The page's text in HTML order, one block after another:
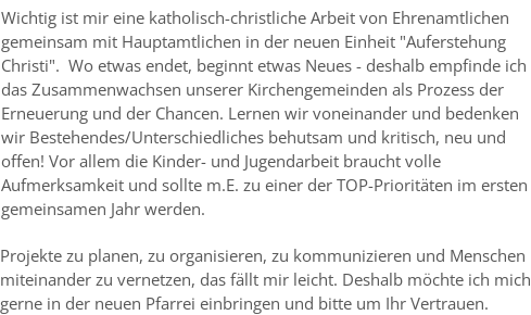
Wichtig ist mir eine katholisch-christliche Arbeit von Ehrenamtlichen
gemeinsam mit Hauptamtlichen in der neuen Einheit "Auferstehung
Christi". Wo etwas endet, beginnt etwas Neues - deshalb empfinde ich
das Zusammenwachsen unserer Kirchengemeinden als Prozess der
Erneuerung und der Chancen. Lernen wir voneinander und bedenken
wir Bestehendes/Unterschiedliches behutsam und kritisch, neu und
offen! Vor allem die Kinder- und Jugendarbeit braucht volle
Aufmerksamkeit und sollte m.E. zu einer der TOP-Prioritäten im ersten
gemeinsamen Jahr werden.
Projekte zu planen, zu organisieren, zu kommunizieren und Menschen
miteinander zu vernetzen, das fällt mir leicht. Deshalb möchte ich mich
gerne in der neuen Pfarrei einbringen und bitte um Ihr Vertrauen.